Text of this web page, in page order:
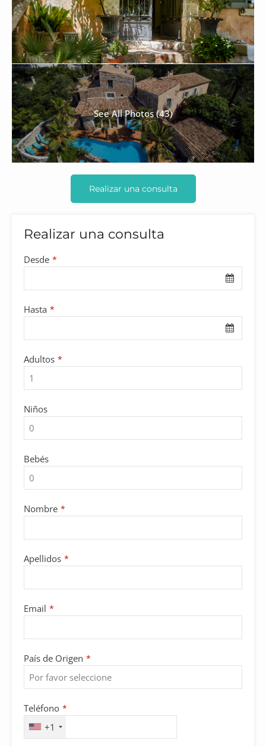
See All Photos (43)
Realizar una consulta
Realizar una consulta
Company
Name *
Desde *
Hasta *
Adultos *
Niños
Bebés
Nombre *
Apellidos *
Email *
País de Origen *
Teléfono *
+1